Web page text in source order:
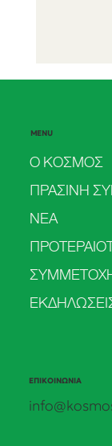
MENU
Ο ΚΟΣΜΟΣ
ΠΡΑΣΙΝΗ
ΝΕΑ
ΕΠΙΚΟΙΝΩΝΙΑ